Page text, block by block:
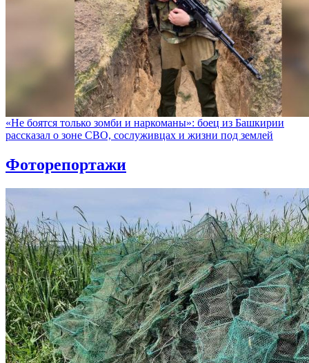
«Не боятся только зомби и наркоманы»: боец из Башкирии
рассказал о зоне СВО, сослуживцах и жизни под землей
Фоторепортажи